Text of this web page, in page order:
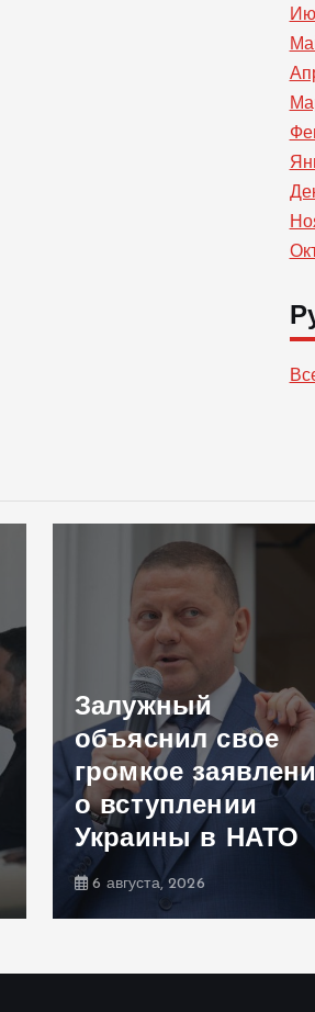
Залужный
объяснил свое
громкое
о вступлении
Украины в НАТО
6 августа, 2026